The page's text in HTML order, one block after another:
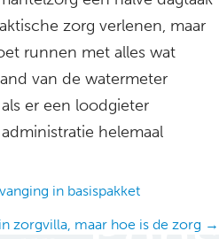
zorg verlenen, maar
runnen met alles wat
van de watermeter
er een loodgieter
helemaal
in basispakket
zorgvilla, maar hoe is de zorg →